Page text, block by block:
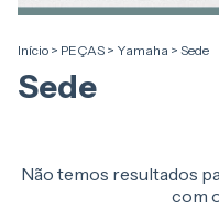
Início > PEÇAS > Yamaha > Sede
Sede
Não temos resultados
com